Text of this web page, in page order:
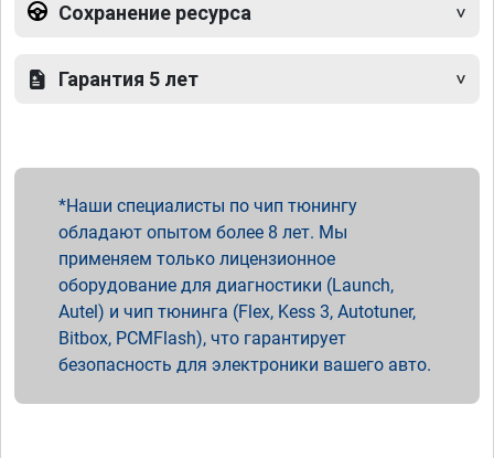
Сохранение ресурса
Гарантия 5 лет
Наши специалисты по чип тюнингу
обладают опытом более 8 лет. Мы
применяем только лицензионное
оборудование для диагностики (Launch,
Autel) и чип тюнинга (Flex, Kess 3, Autotuner,
Bitbox, PCMFlash), что гарантирует
безопасность для электроники вашего авто.